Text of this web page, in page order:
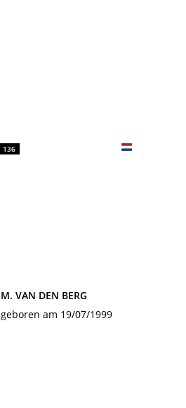
136
M. VAN DEN BERG
geboren am 19/07/1999